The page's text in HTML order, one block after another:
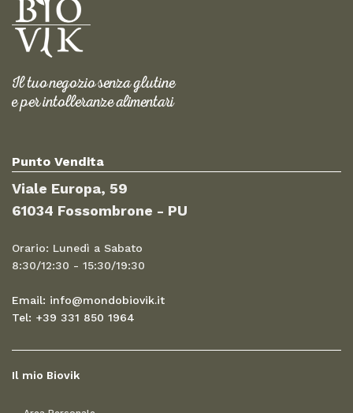
Il tuo negozio senza glutine
e per intolleranze alimentari
Punto Vendita
Viale Europa, 59
61034 Fossombrone - PU
Orario: Lunedì a Sabato
8:30/12:30 - 15:30/19:30
Email: info@mondobiovik.it
Tel: +39 331 850 1964
Il mio Biovik